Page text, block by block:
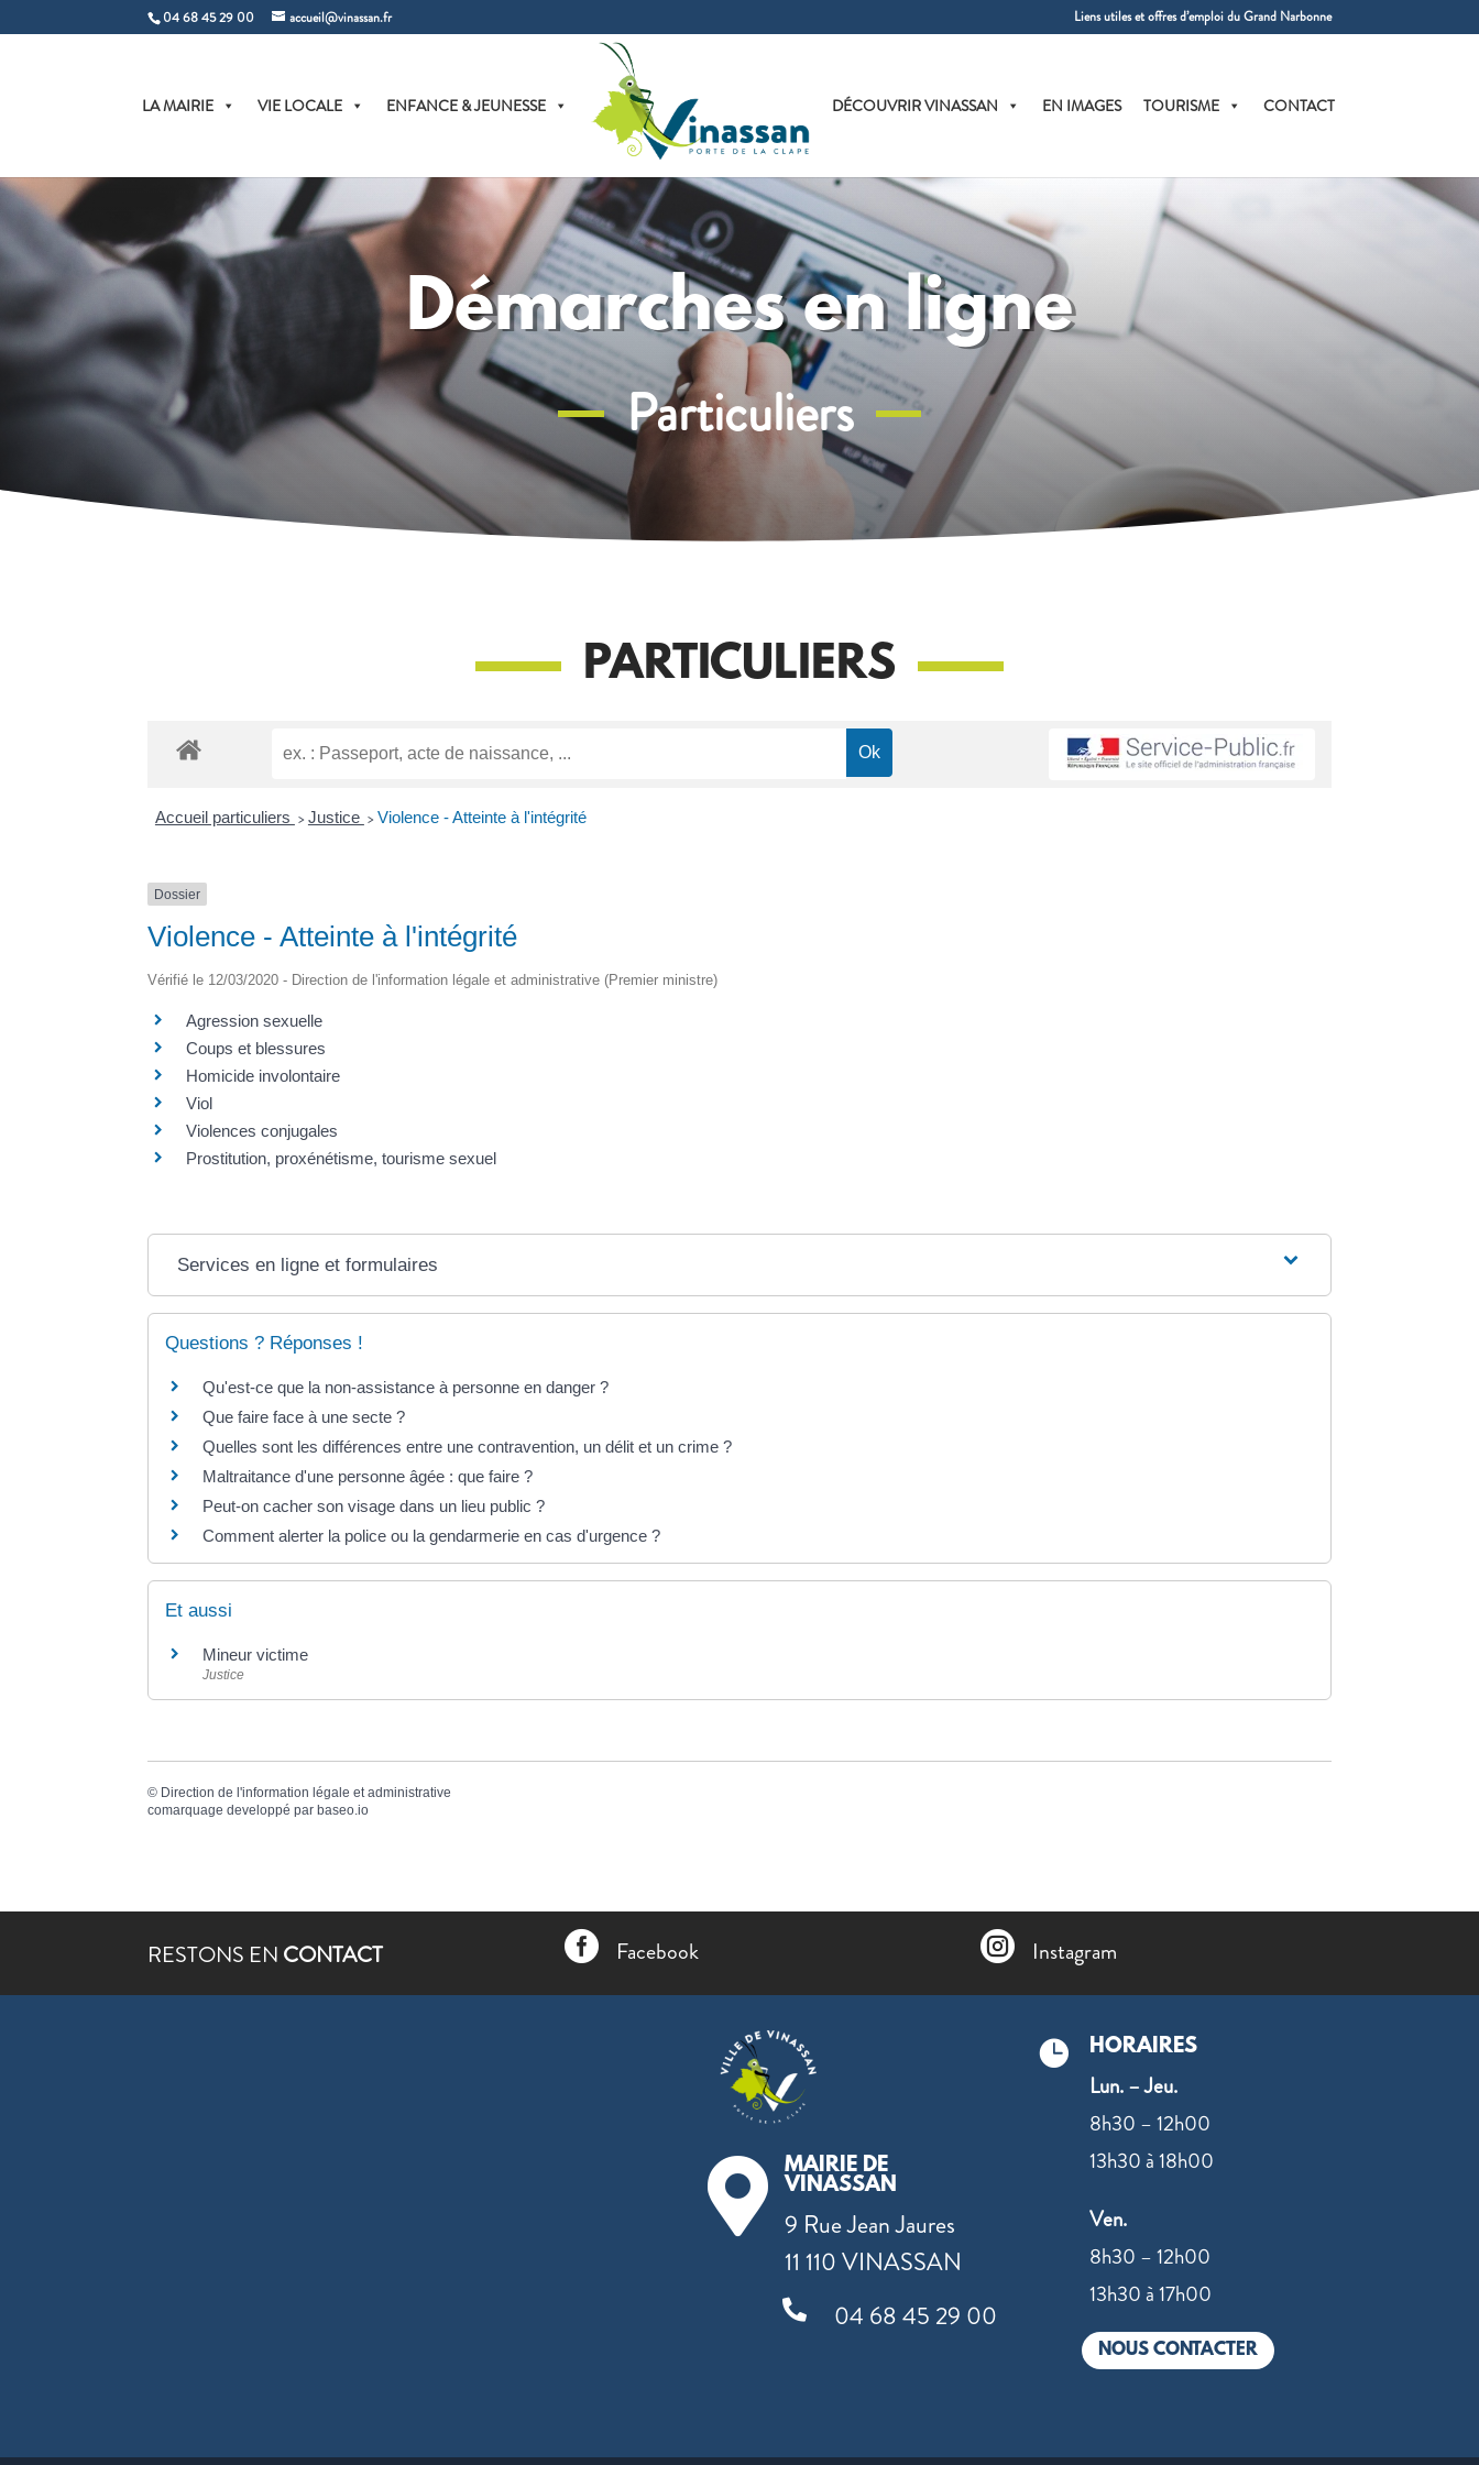
04 68 45 29 00 accueil@vinassan.fr Liens utiles et offres d’emploi du Grand Narbonne
LA MAIRIE VIE LOCALE ENFANCE & JEUNESSE DÉCOUVRIR VINASSAN EN IMAGES TOURISME CONTACT
Démarches en ligne
Particuliers
PARTICULIERS
Accueil particuliers > Justice > Violence - Atteinte à l'intégrité
Dossier
Violence - Atteinte à l'intégrité
Vérifié le 12/03/2020 - Direction de l'information légale et administrative (Premier ministre)
Agression sexuelle
Coups et blessures
Homicide involontaire
Viol
Violences conjugales
Prostitution, proxénétisme, tourisme sexuel
Services en ligne et formulaires
Questions ? Réponses !
Qu'est-ce que la non-assistance à personne en danger ?
Que faire face à une secte ?
Quelles sont les différences entre une contravention, un délit et un crime ?
Maltraitance d'une personne âgée : que faire ?
Peut-on cacher son visage dans un lieu public ?
Comment alerter la police ou la gendarmerie en cas d'urgence ?
Et aussi
Mineur victime
Justice
© Direction de l'information légale et administrative
comarquage developpé par baseo.io
RESTONS EN CONTACT  Facebook  Instagram

MAIRIE DE
VINASSAN
9 Rue Jean Jaures
11 110 VINASSAN
 04 68 45 29 00
 HORAIRES
Lun. – Jeu.
8h30 – 12h00
13h30 à 18h00
Ven.
8h30 – 12h00
13h30 à 17h00
NOUS CONTACTER